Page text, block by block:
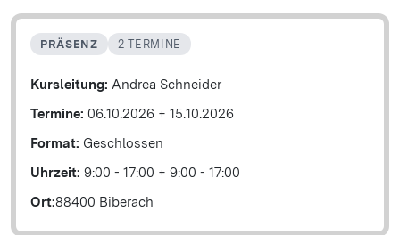
PRÄSENZ 2 TERMINE
Kursleitung: Andrea Schneider
Termine: 06.10.2026 + 15.10.2026
Format: Geschlossen
Uhrzeit: 9:00 - 17:00 + 9:00 - 17:00
Ort:88400 Biberach